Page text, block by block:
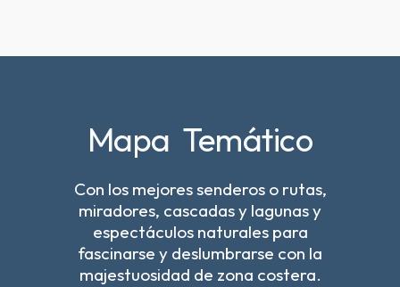
Mapa Temático
Con los mejores senderos o rutas,
miradores, cascadas y lagunas y
espectáculos naturales para
fascinarse y deslumbrarse con la
majestuosidad de zona costera.